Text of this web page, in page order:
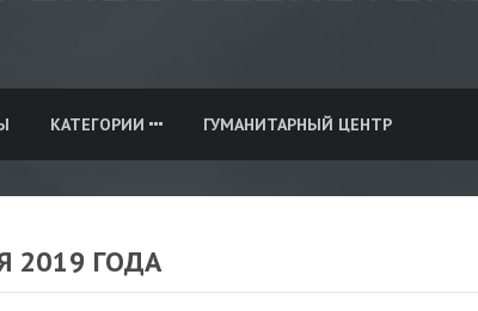
КАТЕГОРИИ ГУМАНИТАРНЫЙ ЦЕНТР
2019 ГОДА